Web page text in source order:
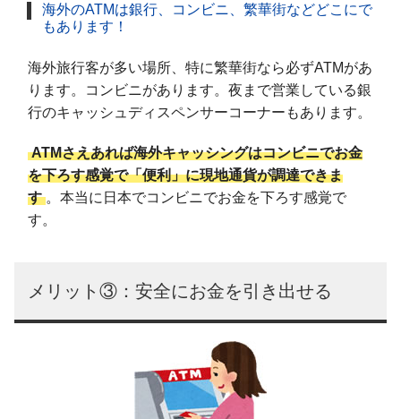
海外のATMは銀行、コンビニ、繁華街などどこにで
もあります！
海外旅行客が多い場所、特に繁華街なら必ずATMがあ
ります。コンビニがあります。夜まで営業している銀
行のキャッシュディスペンサーコーナーもあります。
ATMさえあれば海外キャッシングはコンビニでお金
を下ろす感覚で「便利」に現地通貨が調達できま
す 。本当に日本でコンビニでお金を下ろす感覚で
す。
メリット③：安全にお金を引き出せる